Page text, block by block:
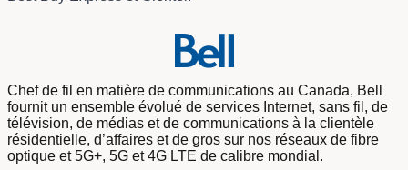
Chef de fil en matière de communications au Canada, Bell
fournit un ensemble évolué de services Internet, sans fil, de
télévision, de médias et de communications à la clientèle
résidentielle, d’affaires et de gros sur nos réseaux de fibre
optique et 5G+, 5G et 4G LTE de calibre mondial.